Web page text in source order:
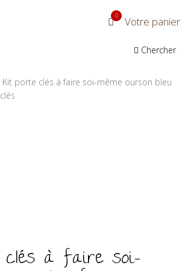
0 Votre panier
Chercher
Kit porte clés à faire soi-même ourson bleu
à faire soi-